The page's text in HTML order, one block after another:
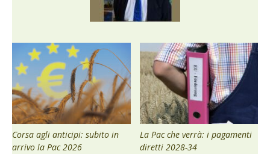
Corsa agli anticipi: subito in
arrivo la Pac 2026
La Pac che verrà: i pagamenti
diretti 2028-34